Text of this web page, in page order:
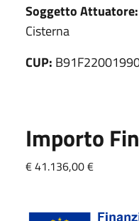
Soggetto Attuatore:
Cisterna
CUP:
Importo
€ 41.136,00 €